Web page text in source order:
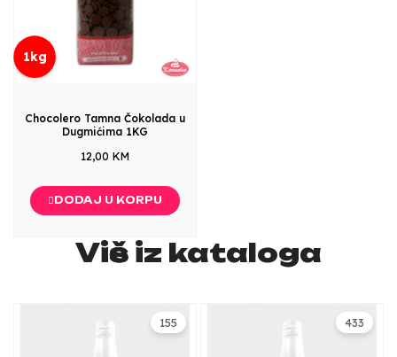
1kg
Chocolero Tamna Čokolada u
Dugmićima 1KG
12,00 KM
DODAJ U KORPU
Više iz kataloga
155 433